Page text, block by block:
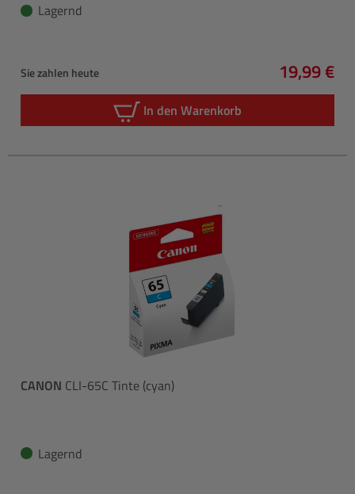
Lagernd
Sie zahlen heute 19,99 €
In den Warenkorb
CANON CLI-65C Tinte (cyan)
Lagernd